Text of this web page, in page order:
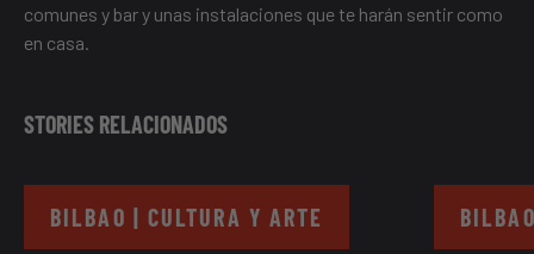
comunes y bar y unas instalaciones que te harán sentir como
en casa.
STORIES RELACIONADOS
BILBAO | CULTURA Y ARTE